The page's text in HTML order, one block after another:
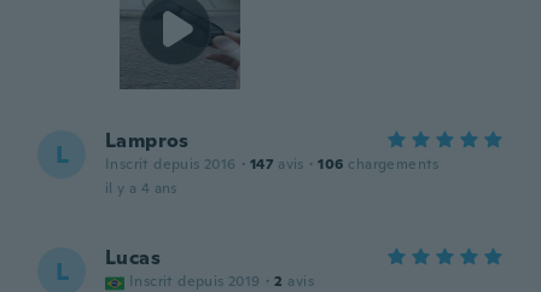
L Lampros
Inscrit depuis 2016 · 147 avis · 106 chargements
il y a 4 ans
L Lucas
Inscrit depuis 2019 · 2 avis